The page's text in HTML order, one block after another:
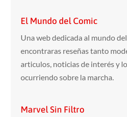
El Mundo del Comic
Una web dedicada al mundo
encontraras reseñas tanto
articulos, noticias de interés y
ocurriendo sobre la marcha.
Marvel Sin Filtro